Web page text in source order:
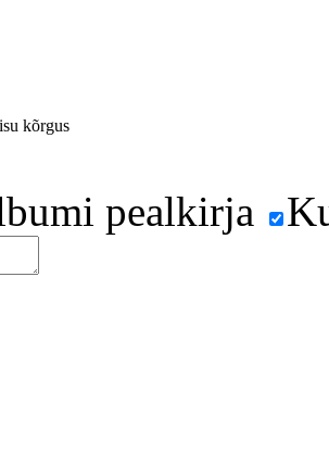
kõrgus
pealkirja